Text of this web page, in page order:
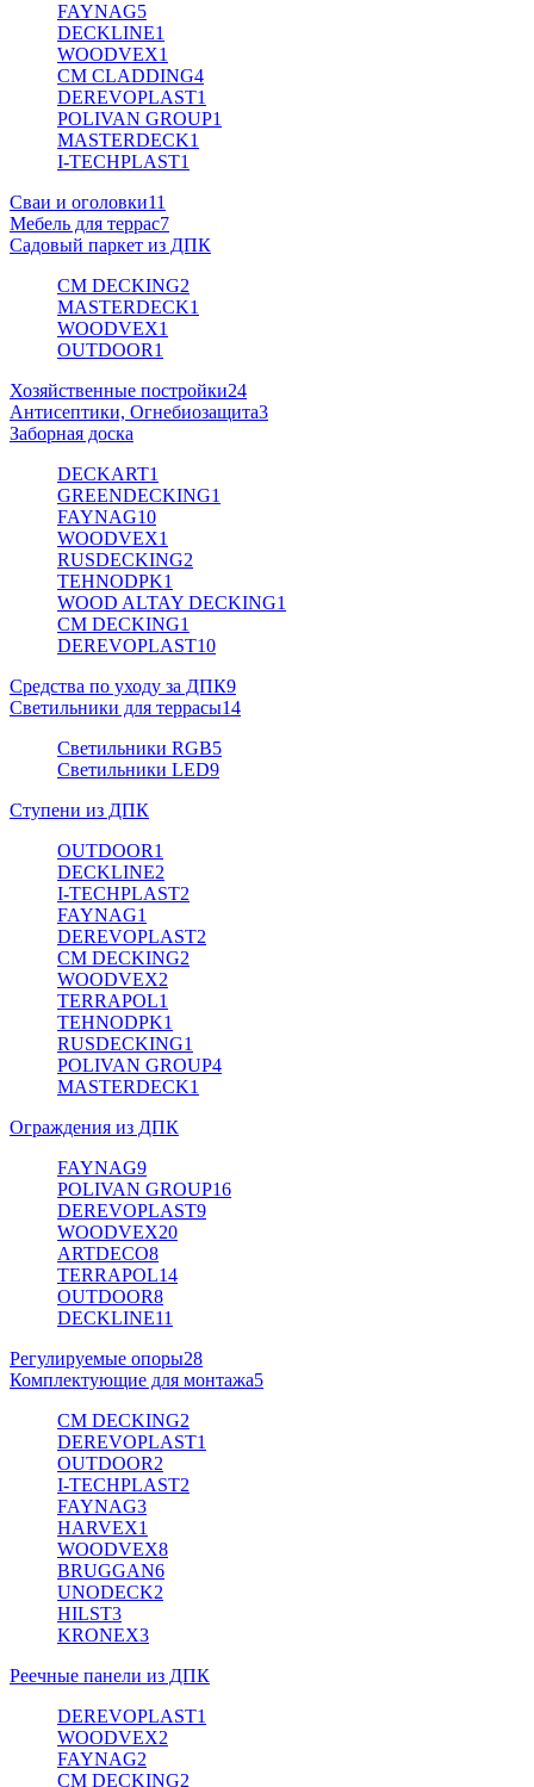
FAYNAG5
DECKLINE1
WOODVEX1
CM CLADDING4
DEREVOPLAST1
POLIVAN GROUP1
MASTERDECK1
I-TECHPLAST1
Сваи и оголовки11
Мебель для террас7
Садовый паркет из ДПК
CM DECKING2
MASTERDECK1
WOODVEX1
OUTDOOR1
Хозяйственные постройки24
Антисептики, Огнебиозащита3
Заборная доска
DECKART1
GREENDECKING1
FAYNAG10
WOODVEX1
RUSDECKING2
TEHNODPK1
WOOD ALTAY DECKING1
CM DECKING1
DEREVOPLAST10
Средства по уходу за ДПК9
Светильники для террасы14
Светильники RGB5
Светильники LED9
Ступени из ДПК
OUTDOOR1
DECKLINE2
I-TECHPLAST2
FAYNAG1
DEREVOPLAST2
CM DECKING2
WOODVEX2
TERRAPOL1
TEHNODPK1
RUSDECKING1
POLIVAN GROUP4
MASTERDECK1
Ограждения из ДПК
FAYNAG9
POLIVAN GROUP16
DEREVOPLAST9
WOODVEX20
ARTDECO8
TERRAPOL14
OUTDOOR8
DECKLINE11
Регулируемые опоры28
Комплектующие для монтажа5
CM DECKING2
DEREVOPLAST1
OUTDOOR2
I-TECHPLAST2
FAYNAG3
HARVEX1
WOODVEX8
BRUGGAN6
UNODECK2
HILST3
KRONEX3
Реечные панели из ДПК
DEREVOPLAST1
WOODVEX2
FAYNAG2
CM DECKING2